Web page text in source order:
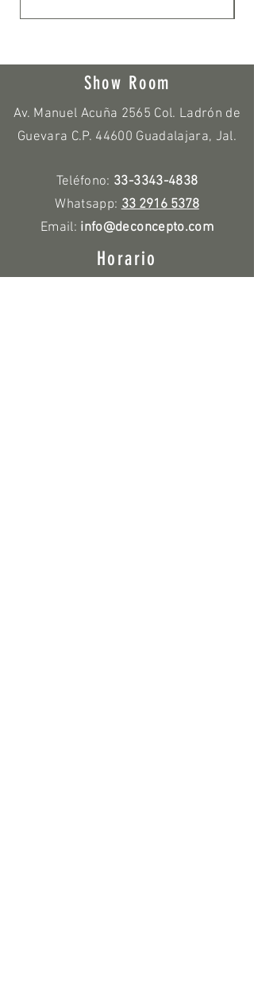
Show Room
Av. Manuel Acuña 2565 Col. Ladrón de
Guevara C.P. 44600 Guadalajara, Jal.
Teléfono: 33-3343-4838
Whatsapp:33 2916 5378
Email: info@deconcepto.com
Horario